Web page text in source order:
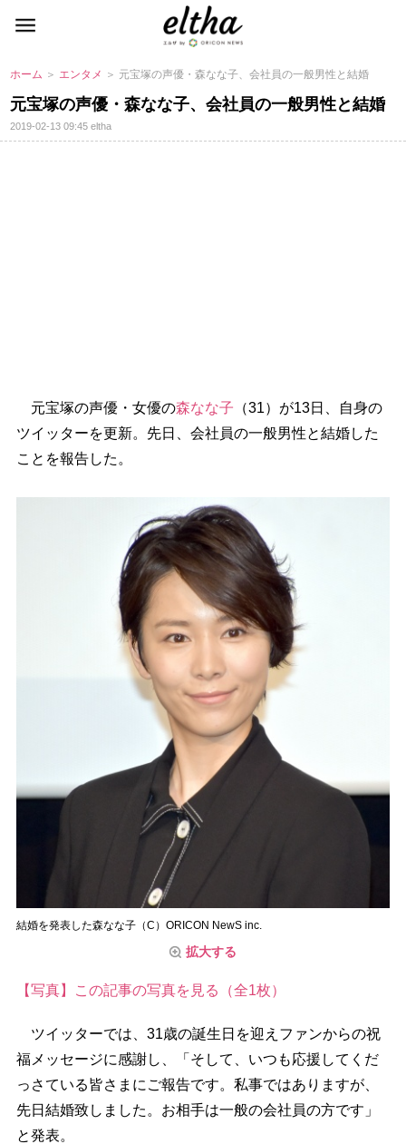
ホーム ＞ エンタメ ＞ 元宝塚の声優・森なな子、会社員の一般男性と結婚
元宝塚の声優・森なな子、会社員の一般男性と結婚
2019-02-13 09:45eltha
元宝塚の声優・女優の森なな子 （31）が13日、自身の
ツイッターを更新。先日、会社員の一般男性と結婚した
ことを報告した。
結婚を発表した森なな子（C）ORICON NewS inc.
拡大する
【写真】この記事の写真を見る（全1枚）
ツイッターでは、31歳の誕生日を迎えファンからの祝
福メッセージに感謝し、「そして、いつも応援してくだ
っさている皆さまにご報告です。私事ではありますが、
先日結婚致しました。お相手は一般の会社員の方です」
と発表。